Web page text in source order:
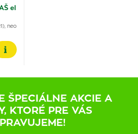
el
neo
ŠPECIÁLNE AKCIE A
KTORÉ PRE VÁS